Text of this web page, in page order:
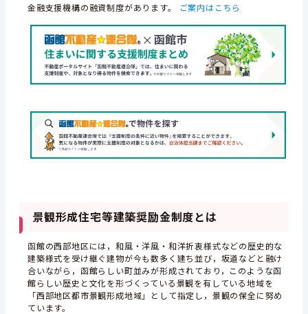
金融支援機構の融資制度があります。
ご案内はこちら
景観形成住宅等建築奨励金制度とは
函館の西部地区には，和風・洋風・和洋折衷様式などの歴史的な
建築様式を受け継ぐ建物が今も数多く建ち並び，坂道などと融け
合いながら，函館らしい町並みが形成されており，このような函
館らしい歴史と文化を形づくっている景観を有している地域を
「西部地区都市景観形成地域」として指定し，景観の保全に努め
ています。